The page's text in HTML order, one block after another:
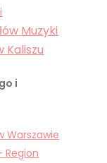
Muzyki
Kaliszu
i
Warszawie
Region